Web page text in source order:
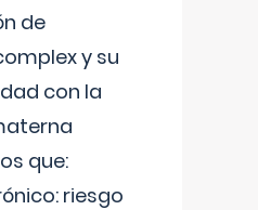
de
y su
con la
que:
riesgo